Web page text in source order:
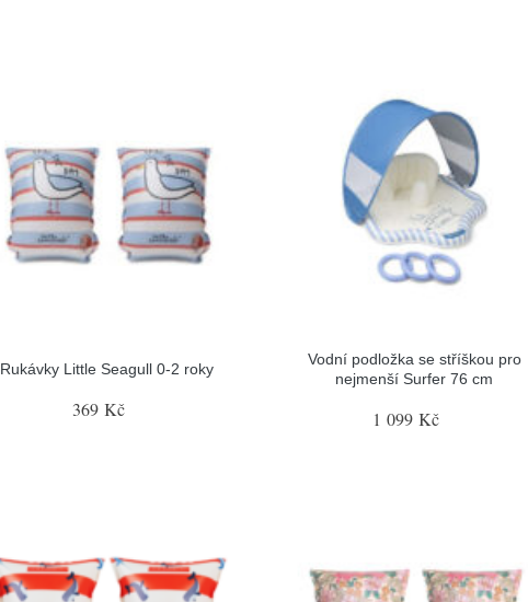
Rukávky Little Seagull 0-2 roky
369 Kč
Vodní podložka se stříškou pro
nejmenší Surfer 76 cm
1 099 Kč